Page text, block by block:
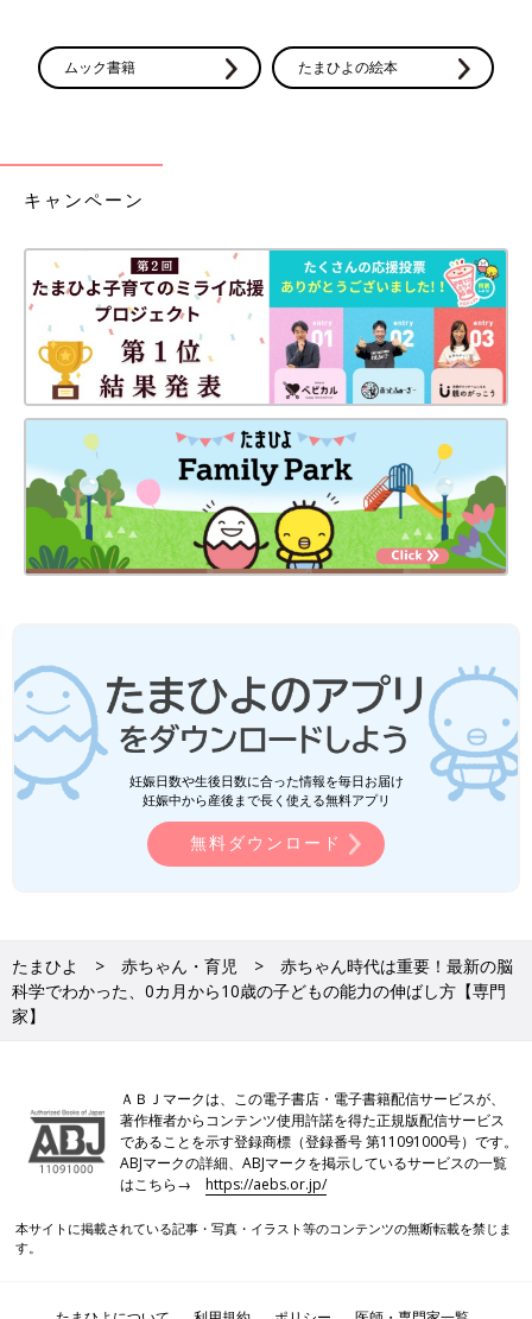
【2才～】自分と外の世界の区別ができ、好奇心が伸びるので、
いろいろな世界を見せてあげて
す力が伸びます
子どもにとっての幸せは、将来の進む道に多くの選択肢があり、
主体的に前進できる力を持っていること。いわば、｢常になりた
い自分｣でいられることです。たくさんの選択肢が持てるよう、
ママやパパは子どもの可能性を最大限に伸ばしてあげたいもの。
そのためには、とくに｢知的好奇心｣と｢共感力」をバランスよく
育てることが重要です。
監修／瀧 靖之先生 イラスト／ミヤギユカリ 取材・文／ひよこ
クラブ編集部
子どもの能力を伸ばすのに大切なことは、実は日常生活ででき
る、とてもシンプルなことのようです。ママやパパが心にとめて
おくだけで、「子どもの脳」がぐ～んと育てられます。
瀧 靖之先生
Profile
東北大学加齢医学研究所 教授。医師・医学博士。16万人以上の
脳のMRI画像をもとに、脳の発達や加齢のメカニズムを解明する
研究を行っている。「賢い子は」図鑑で育てる（講談社）など著
参考／『１才２才のひよこクラブ２０２０年夏秋号』「脳を育て
ムック書籍 たまひよの絵本
キャンペーン
妊娠日数や生後日数に合った情報を毎日お届け
妊娠中から産後まで長く使える無料アプリ
無料ダウンロード
たまひよ 赤ちゃん・育児
赤ちゃん時代は重要！最新の脳
科学でわかった、0カ月から10歳の子どもの能力の伸ばし方【専門
家】
ＡＢＪマークは、この電子書店・電子書籍配信サービスが、
著作権者からコンテンツ使用許諾を得た正規版配信サービス
であることを示す登録商標（登録番号 第11091000号）です。
ABJマークの詳細、ABJマークを掲示しているサービスの一覧
はこちら→https://aebs.or.jp/
本サイトに掲載されている記事・写真・イラスト等のコンテンツの無断転載を禁じま
す。